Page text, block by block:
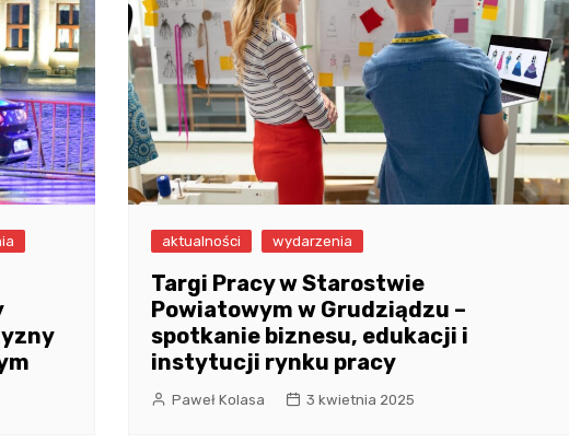
aktualności wydarzenia
Targi Pracy w Starostwie
Powiatowym w Grudziądzu –
spotkanie biznesu, edukacji i
instytucji rynku pracy
Paweł Kolasa 3 kwietnia 2025